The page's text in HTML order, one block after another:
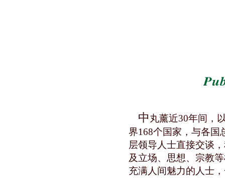
中丸薰近30年间，
界168个国家，与各国
层领导人士直接交谈
及立场、思想、宗教
充满人间魅力的人士